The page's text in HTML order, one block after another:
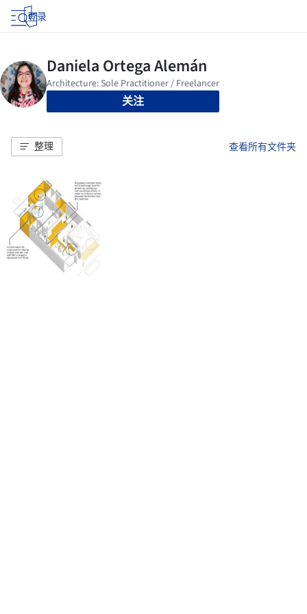
登录
关注
整理 查看所有文件夹